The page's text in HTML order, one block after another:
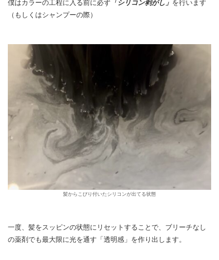
僕はカラーの工程に入る前に必ず 「シリコン剥がし」 を行います
（もしくはシャンプーの際）
髪からこびり付いたシリコンが出てる状態
一度、髪をスッピンの状態にリセットすることで、ブリーチなし
の薬剤でも最大限に光を通す「透明感」を作り出します。